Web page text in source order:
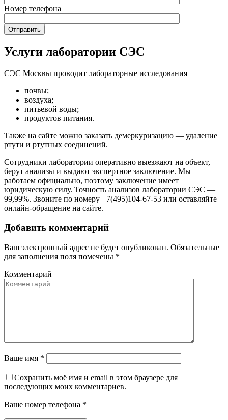
Номер телефона
Услуги лаборатории СЭС
СЭС Москвы проводит лабораторные исследования
почвы;
воздуха;
питьевой воды;
продуктов питания.
Также на сайте можно заказать демеркуризацию — удаление
ртути и ртутных соединений.
Сотрудники лаборатории оперативно выезжают на объект,
берут анализы и выдают экспертное заключение. Мы
работаем официально, поэтому заключение имеет
юридическую силу. Точность анализов лаборатории СЭС —
99,99%. Звоните по номеру +7(495)104-67-53 или оставляйте
онлайн-обращение на сайте.
Добавить комментарий
Ваш электронный адрес не будет опубликован. Обязательные
для заполнения поля помечены *
Комментарий
Ваше имя *
Сохранить моё имя и email в этом браузере для
последующих моих комментариев.
Ваше номер телефона *